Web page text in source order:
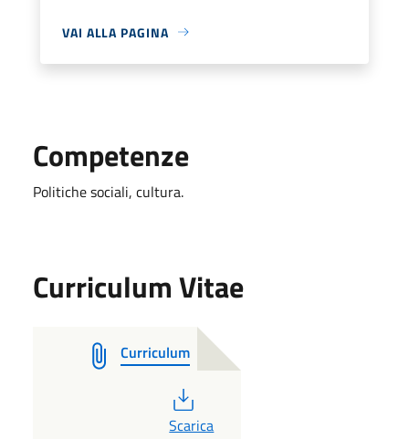
VAI ALLA PAGINA
Competenze
Politiche sociali, cultura.
Curriculum Vitae
Curriculum
PDF
Scarica